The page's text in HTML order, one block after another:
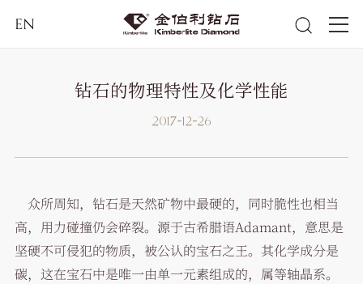
EN
钻石的物理特性及化学性能
2017-12-26
众所周知，钻石是天然矿物中最硬的，同时脆性也相当
高，用力碰撞仍会碎裂。源于古希腊语Adamant，意思是
坚硬不可侵犯的物质，被公认的宝石之王。其化学成分是
碳，这在宝石中是唯一由单一元素组成的，属等轴晶系。